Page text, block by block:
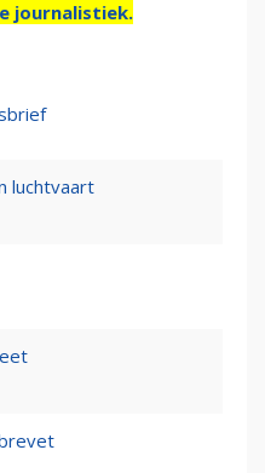
journalistiek.
luchtvaart